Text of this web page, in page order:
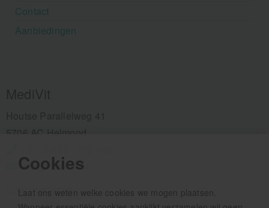
Cookies
Laat ons weten welke cookies we mogen plaatsen.
Contact
Aanbiedingen
5706 AC Helmond
info@medivit.nl
Openingstijden: